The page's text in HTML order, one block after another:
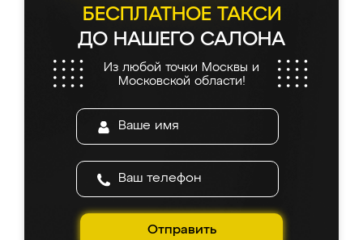
БЕСПЛАТНОЕ ТАКСИ
ДО НАШЕГО САЛОНА
Из любой точки Москвы и
Московской области!
Отправить